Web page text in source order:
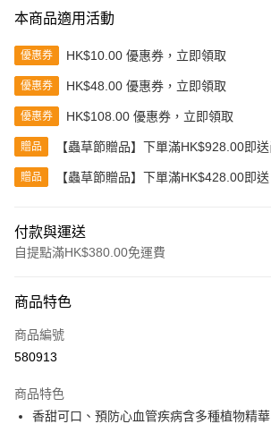
本商品適用活動
優惠券 HK$10.00 優惠券，立即領取
優惠券 HK$48.00 優惠券，立即領取
優惠券 HK$108.00 優惠券，立即領取
贈品
【蟲草節贈品】下單滿HK$928.00即
贈品
【蟲草節贈品】下單滿HK$428.00即
付款與運送
自提點滿HK$380.00免運費
信用卡
Apple Pay
AlipayHK
商品特色
商品編號
580913
商品特色
香甜可口、預防心血管疾病含多種植物精